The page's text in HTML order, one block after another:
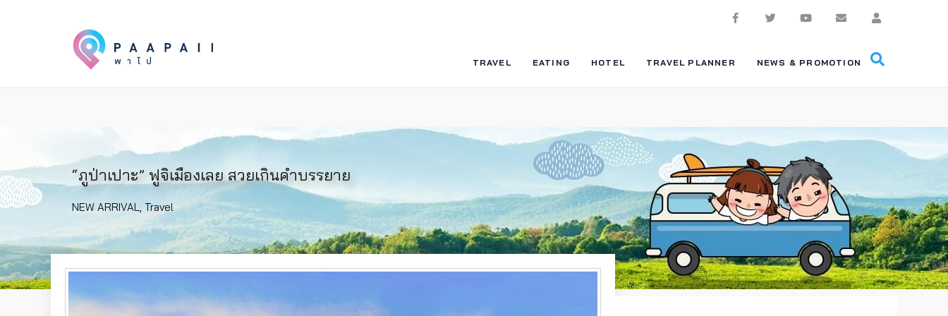
TRAVEL EATING HOTEL TRAVEL PLANNER NEWS & PROMOTION
“ภูป่าเปาะ” ฟูจิเมืองเลย สวยเกินคำบรรยาย
NEW ARRIVAL, Travel